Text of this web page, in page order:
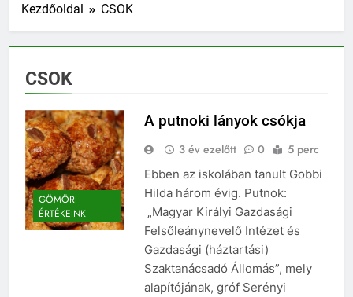
Kezdőoldal CSOK
CSOK
GÖMÖRI
ÉRTÉKEINK
A putnoki lányok csókja
3 év ezelőtt 0 5 perc
Ebben az iskolában tanult Gobbi
Hilda három évig. Putnok:
„Magyar Királyi Gazdasági
Felsőleánynevelő Intézet és
Gazdasági (háztartási)
Szaktanácsadó Állomás”, mely
alapítójának, gróf Serényi